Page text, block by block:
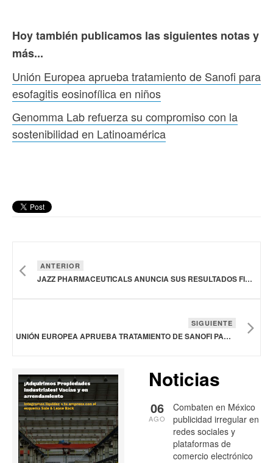
Hoy también publicamos las siguientes notas y
más...
Unión Europea aprueba tratamiento de Sanofi para
esofagitis eosinofílica en niños
Genomma Lab refuerza su compromiso con la
sostenibilidad en Latinoamérica
ANTERIOR
JAZZ PHARMACEUTICALS ANUNCIA SUS RESULTADOS FINANCIEROS DEL TERCER TRIMESTRE
SIGUIENTE
UNIÓN EUROPEA APRUEBA TRATAMIENTO DE SANOFI PARA ESOFAGITIS EOSINOFÍLICA EN NIÑOS
Noticias
Combaten en México
publicidad irregular en
redes sociales y
plataformas de
comercio electrónico
06
AGO